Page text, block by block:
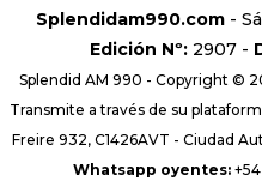
Splendidam990.com-
Edición Nº:2907 -
Splendid AM 990 - Copyright ©
Transmite a través de su
Freire 932, C1426AVT - Ciudad
Whatsapp oyentes: